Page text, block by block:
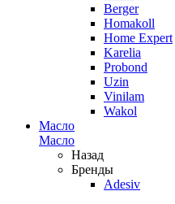
Berger
Homakoll
Home Expert
Karelia
Probond
Uzin
Vinilam
Wakol
Масло
Масло
Назад
Бренды
Adesiv